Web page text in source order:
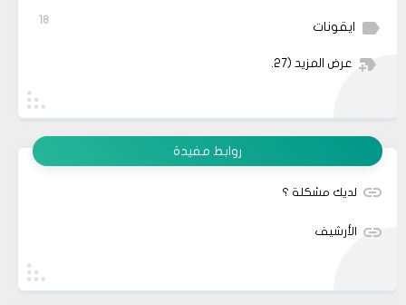
ايقونات 18
عرض المزيد (27)
روابط مفيدة
لديك مشكلة ؟
الأرشيف